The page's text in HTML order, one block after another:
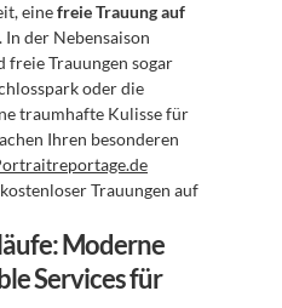
eine freie Trauung auf
. In der Nebensaison
freie Trauungen sogar
oder die
traumhafte Kulisse für
Ihren besonderen
Trauungen auf
Moderne
Services für